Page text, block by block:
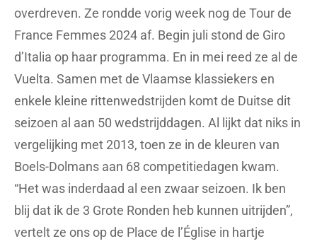
overdreven. Ze rondde vorig week nog de Tour de
France Femmes 2024 af. Begin juli stond de Giro
d’Italia op haar programma. En in mei reed ze al de
Vuelta. Samen met de Vlaamse klassiekers en
enkele kleine rittenwedstrijden komt de Duitse dit
seizoen al aan 50 wedstrijddagen. Al lijkt dat niks in
vergelijking met 2013, toen ze in de kleuren van
Boels-Dolmans aan 68 competitiedagen kwam.
“Het was inderdaad al een zwaar seizoen. Ik ben
blij dat ik de 3 Grote Ronden heb kunnen uitrijden”,
vertelt ze ons op de Place de l’Église in hartje